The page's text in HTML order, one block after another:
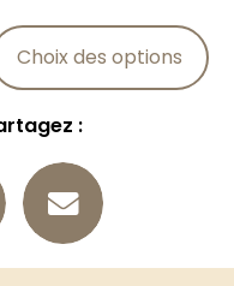
Choix des options
: